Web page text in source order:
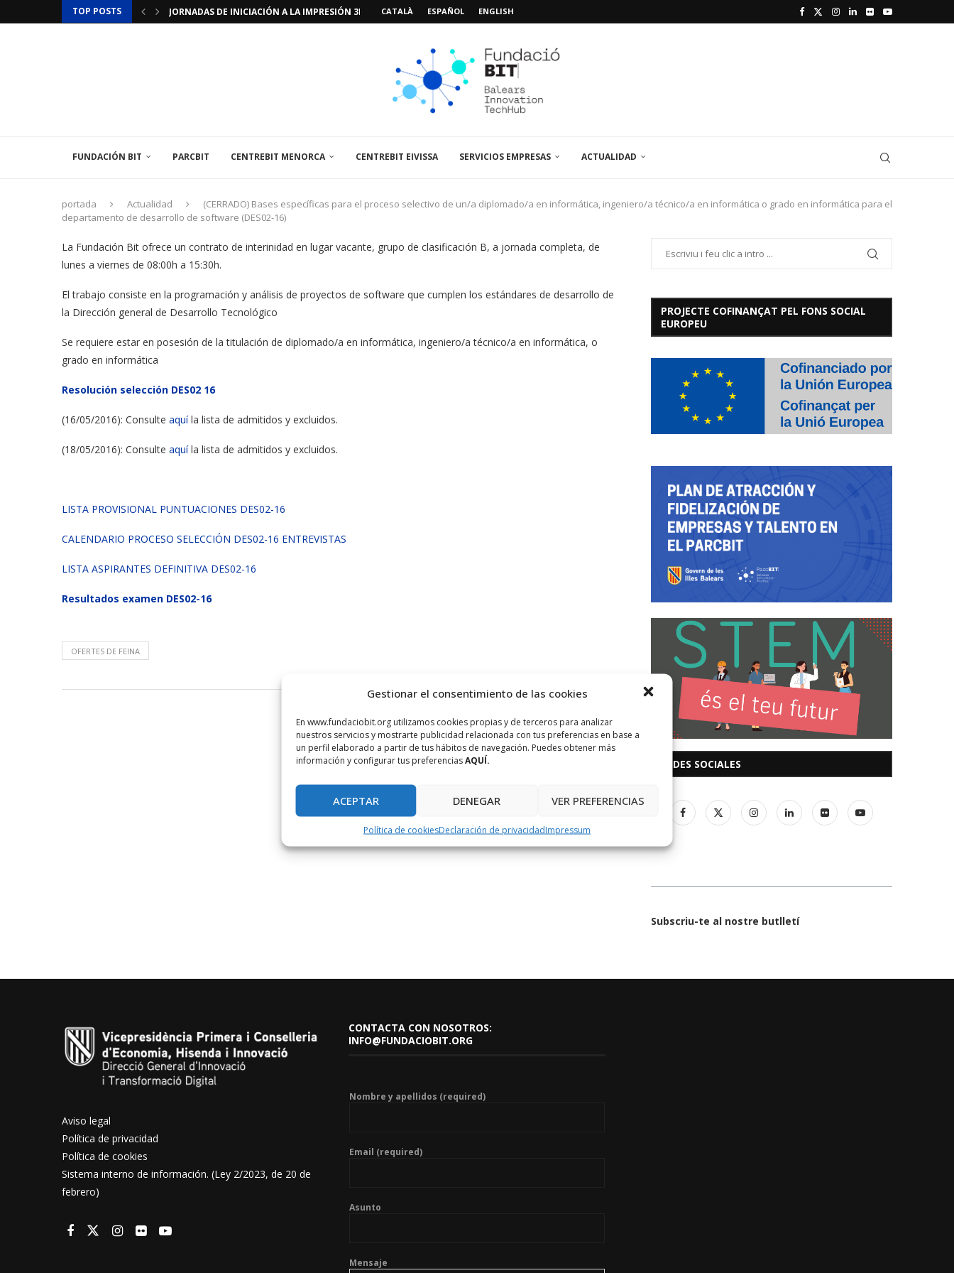
Gestionar el consentimiento de las cookies
En www.fundaciobit.org utilizamos cookies propias y de terceros para analizar
nuestros servicios y mostrarte publicidad relacionada con tus preferencias en base a
un perfil elaborado a partir de tus hábitos de navegación. Puedes obtener más
información y configurar tus preferenciasAQUÍ.
ACEPTAR DENEGAR VER PREFERENCIAS
Política de cookiesDeclaración de privacidadImpressum
TOP POSTS
JORNADAS DE INICIACIÓN A LA IMPRESIÓN 3D PARA...CATALÀ ESPAÑOL ENGLISH
FUNDACIÓN BIT PARCBIT CENTREBIT MENORCA CENTREBIT EIVISSA SERVICIOS EMPRESAS ACTUALIDAD
portada Actualidad
(CERRADO) Bases específicas para el proceso selectivo de un/a diplomado/a en informática, ingeniero/a técnico/a en informática o grado en informática para el
departamento de desarrollo de software (DES02-16)
La Fundación Bit ofrece un contrato de interinidad en lugar vacante, grupo de clasificación B, a jornada completa, de
lunes a viernes de 08:00h a 15:30h.
El trabajo consiste en la programación y análisis de proyectos de software que cumplen los estándares de desarrollo de
la Dirección general de Desarrollo Tecnológico
Se requiere estar en posesión de la titulación de diplomado/a en informática, ingeniero/a técnico/a en informática, o
grado en informática
Resolución selección DES02 16
(16/05/2016): Consulte aquíla lista de admitidos y excluidos.
(18/05/2016): Consulte aquíla lista de admitidos y excluidos.
LISTA PROVISIONAL PUNTUACIONES DES02-16
CALENDARIO PROCESO SELECCIÓN DES02-16 ENTREVISTAS
LISTA ASPIRANTES DEFINITIVA DES02-16
Resultados examen DES02-16
OFERTES DE FEINA
PROJECTE COFINANÇAT PEL FONS SOCIAL
EUROPEU
REDES SOCIALES
Subscriu-te al nostre butlletí
Aviso legal
Política de privacidad
Política de cookies
Sistema interno de información. (Ley 2/2023, de 20 de
febrero)
CONTACTA CON NOSOTROS:
INFO@FUNDACIOBIT.ORG
Nombre y apellidos (required)
Email (required)
Asunto
Mensaje